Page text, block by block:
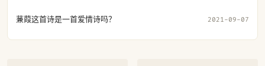
蒹葭这首诗是一首爱情诗吗？ 2021-09-07